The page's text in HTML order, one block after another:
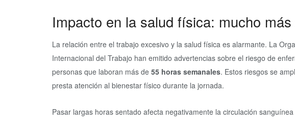
Impacto en la salud física: mucho
La relación entre el trabajo excesivo y la salud física es alarmante. La
Internacional del Trabajo han emitido advertencias sobre el riesgo de
personas que laboran más de 55 horas semanales. Estos riesgos se
presta atención al bienestar físico durante la jornada.
Pasar largas horas sentado afecta negativamente la circulación